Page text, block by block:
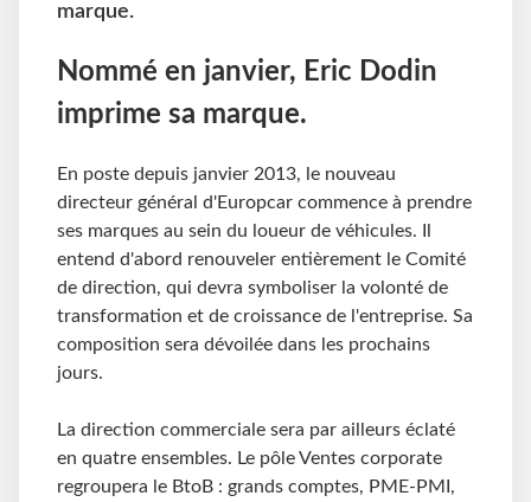
marque.
Nommé en janvier, Eric Dodin
imprime sa marque.
En poste depuis janvier 2013, le nouveau
directeur général d'Europcar commence à prendre
ses marques au sein du loueur de véhicules. Il
entend d'abord renouveler entièrement le Comité
de direction, qui devra symboliser la volonté de
transformation et de croissance de l'entreprise. Sa
composition sera dévoilée dans les prochains
jours.
La direction commerciale sera par ailleurs éclaté
en quatre ensembles. Le pôle Ventes corporate
regroupera le BtoB : grands comptes, PME-PMI,